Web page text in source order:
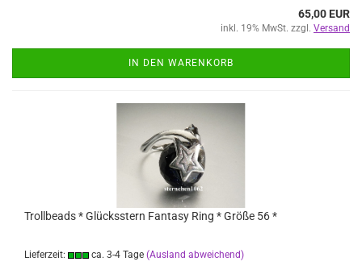
65,00 EUR
inkl. 19% MwSt. zzgl. Versand
IN DEN WARENKORB
Trollbeads * Glücksstern Fantasy Ring * Größe 56 *
Lieferzeit: ca. 3-4 Tage (Ausland abweichend)